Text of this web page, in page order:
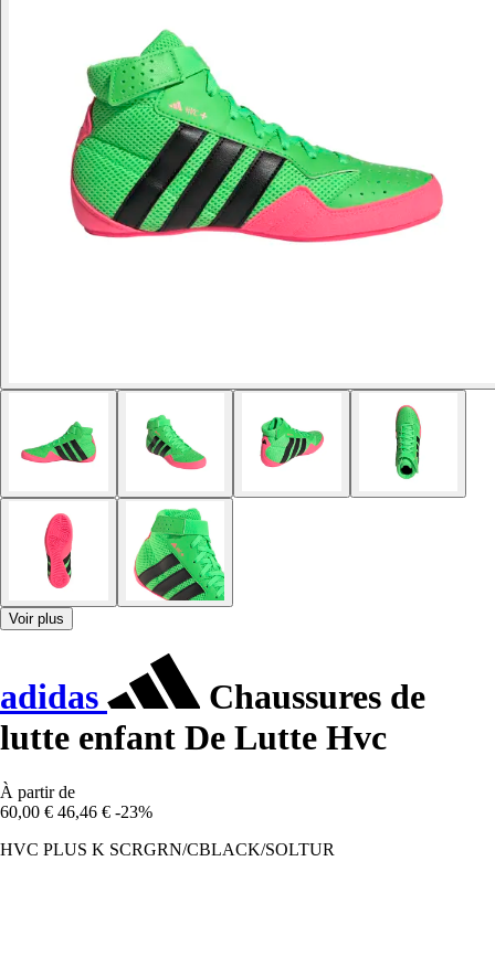
Voir plus
adidas
Chaussures de
lutte enfant De Lutte Hvc
À partir de
60,00 € 46,46 € -23%
HVC PLUS K SCRGRN/CBLACK/SOLTUR